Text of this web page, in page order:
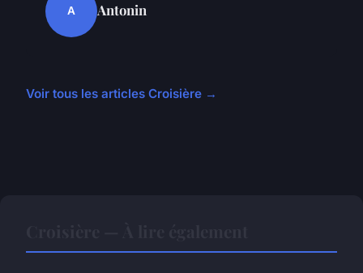
A Antonin
Voir tous les articles Croisière →